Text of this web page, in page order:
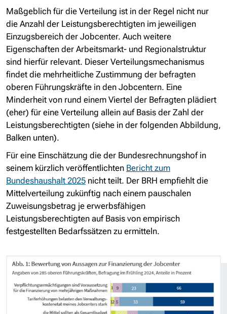
Maßgeblich für die Verteilung ist in der Regel nicht nur
die Anzahl der Leistungsberechtigten im jeweiligen
Einzugsbereich der Jobcenter. Auch weitere
Eigenschaften der Arbeitsmarkt- und Regionalstruktur
sind hierfür relevant. Dieser Verteilungsmechanismus
findet die mehrheitliche Zustimmung der befragten
oberen Führungskräfte in den Jobcentern. Eine
Minderheit von rund einem Viertel der Befragten plädiert
(eher) für eine Verteilung allein auf Basis der Zahl der
Leistungsberechtigten (siehe in der folgenden Abbildung,
Balken unten).
Für eine Einschätzung die der Bundesrechnungshof in
seinem kürzlich veröffentlichten Bericht zum
Bundeshaushalt 2025 nicht teilt. Der BRH empfiehlt die
Mittelverteilung zukünftig nach einem pauschalen
Zuweisungsbetrag je erwerbsfähigen
Leistungsberechtigten auf Basis von empirisch
festgestellten Bedarfssätzen zu ermitteln.